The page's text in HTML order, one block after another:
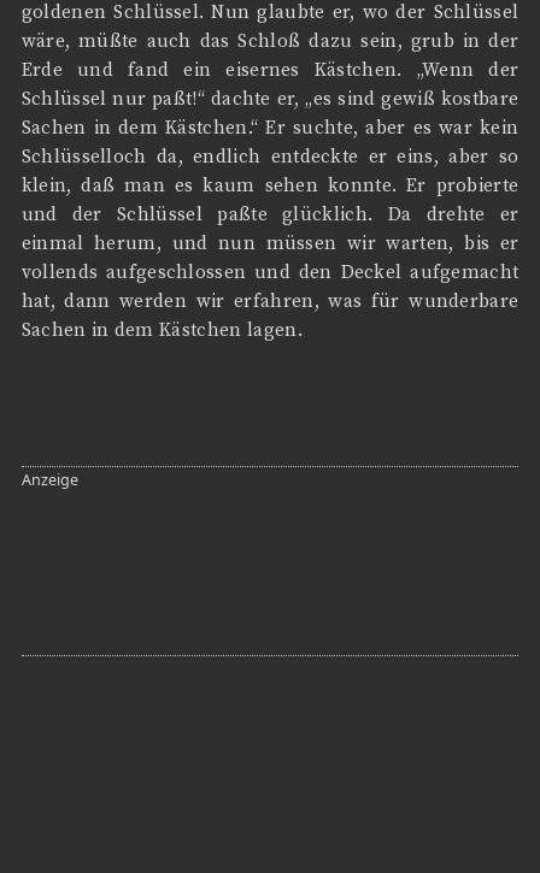
goldenen Schlüssel. Nun glaubte er, wo der Schlüssel
wäre, müßte auch das Schloß dazu sein, grub in der
Erde und fand ein eisernes Kästchen. „Wenn der
Schlüssel nur paßt!“ dachte er, „es sind gewiß kostbare
Sachen in dem Kästchen.“ Er suchte, aber es war kein
Schlüsselloch da, endlich entdeckte er eins, aber so
klein, daß man es kaum sehen konnte. Er probierte
und der Schlüssel paßte glücklich. Da drehte er
einmal herum, und nun müssen wir warten, bis er
vollends aufgeschlossen und den Deckel aufgemacht
hat, dann werden wir erfahren, was für wunderbare
Sachen in dem Kästchen lagen.